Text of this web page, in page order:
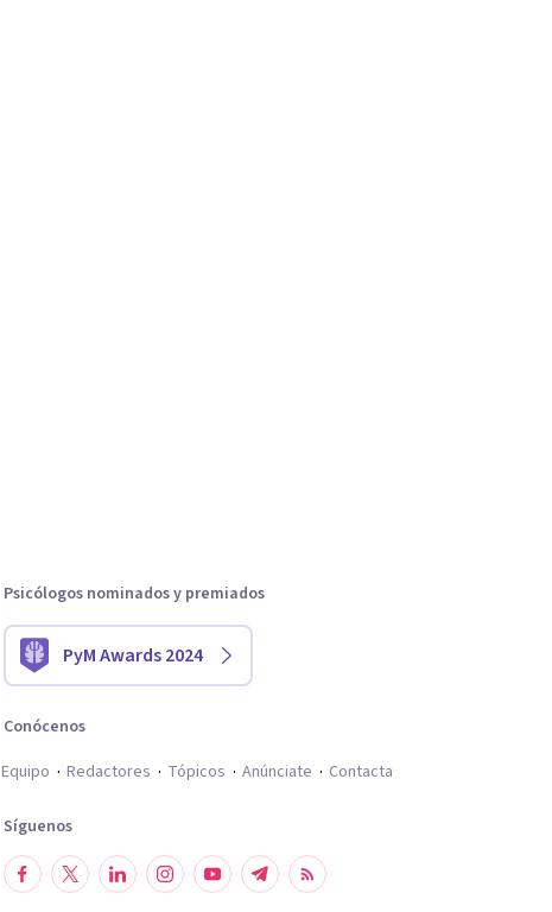
Psicólogos nominados y premiados
PyM Awards 2024
Conócenos
Equipo
Redactores Tópicos Anúnciate Contacta
Síguenos